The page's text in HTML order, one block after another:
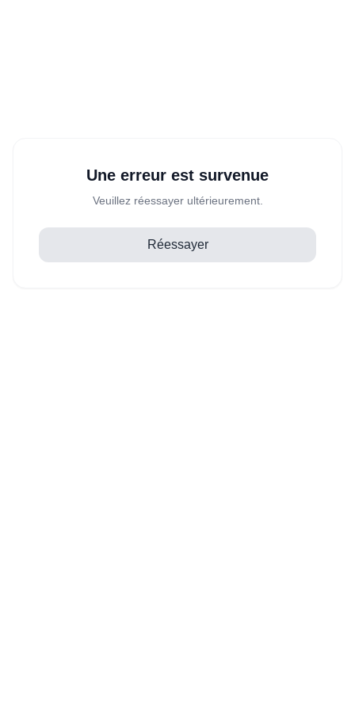
Une erreur est survenue
Veuillez réessayer ultérieurement.
Réessayer